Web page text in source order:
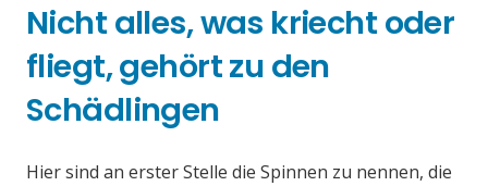
Nicht alles, was kriecht oder
fliegt, gehört zu den
Schädlingen
Hier sind an erster Stelle die Spinnen zu nennen, die